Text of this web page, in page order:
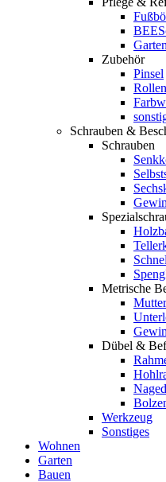
Garten
Zubehör
Pinsel
Rollen
Schrauben &
Schrauben
Metrische
Dübel &
Werkzeug
Sonstiges
Wohnen
Garten
Bauen